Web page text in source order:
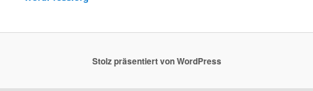
Stolz präsentiert von WordPress